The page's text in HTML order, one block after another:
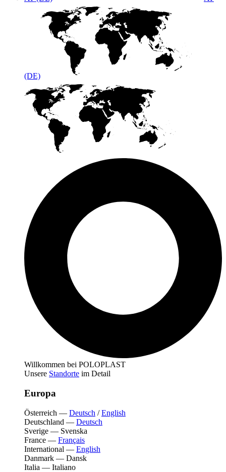
(DE)
Willkommen bei POLOPLAST
Unsere Standorte im Detail
Europa
Österreich — Deutsch /English
Deutschland — Deutsch
Sverige — Svenska
France — Français
International — English
Danmark — Dansk
Italia — Italiano